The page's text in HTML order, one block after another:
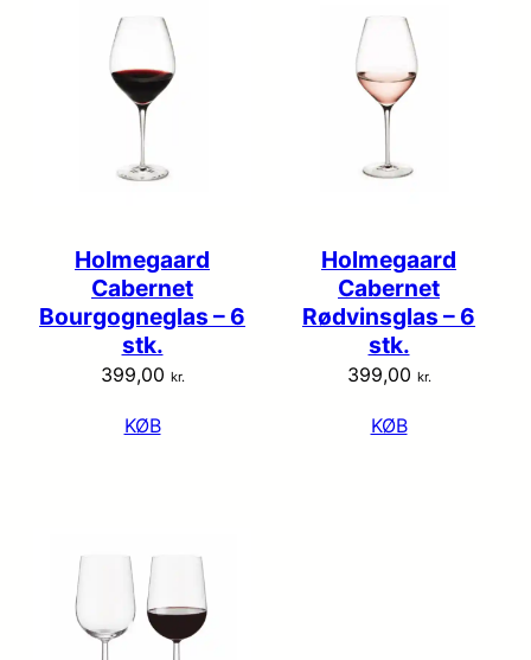
Holmegaard
Cabernet
Bourgogneglas – 6
stk.
399,00 kr.
KØB
Holmegaard
Cabernet
Rødvinsglas – 6
stk.
399,00 kr.
KØB